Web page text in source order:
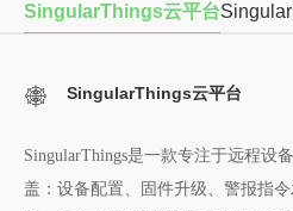
SingularThings云平台
SingularThings云平台
SingularThings是一款专注于远程设
盖：设备配置、固件升级、警报指